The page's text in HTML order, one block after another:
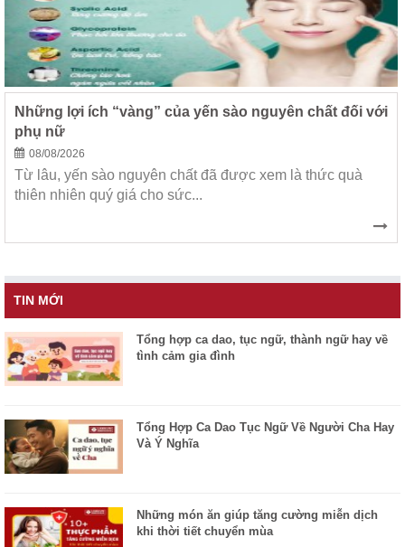
Những lợi ích “vàng” của yến sào nguyên chất đối với
phụ nữ
08/08/2026
Từ lâu, yến sào nguyên chất đã được xem là thức quà
thiên nhiên quý giá cho sức...
TIN MỚI
Tổng hợp ca dao, tục ngữ, thành ngữ hay về
tình cảm gia đình
Tổng Hợp Ca Dao Tục Ngữ Về Người Cha Hay
Và Ý Nghĩa
Những món ăn giúp tăng cường miễn dịch
khi thời tiết chuyển mùa